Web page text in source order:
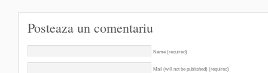
Posteaza un comentariu
Name (required)
Mail (will not be published) (required)